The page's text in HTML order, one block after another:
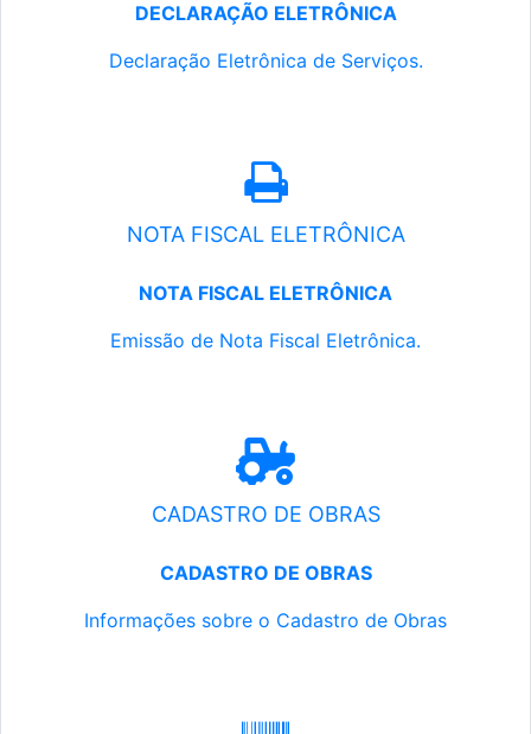
DECLARAÇÃO ELETRÔNICA
Declaração Eletrônica de Serviços.
NOTA FISCAL ELETRÔNICA
NOTA FISCAL ELETRÔNICA
Emissão de Nota Fiscal Eletrônica.
CADASTRO DE OBRAS
CADASTRO DE OBRAS
Informações sobre o Cadastro de Obras